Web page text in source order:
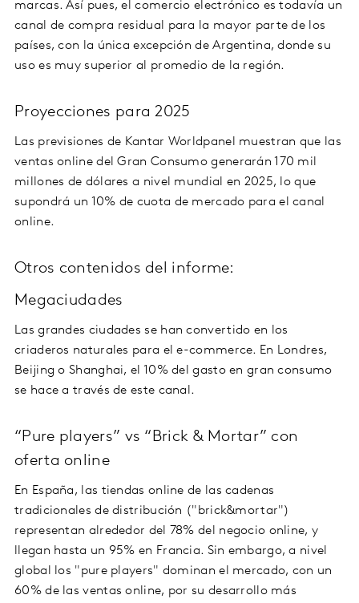
marcas. Así pues, el comercio electrónico es todavía un
canal de compra residual para la mayor parte de los
países, con la única excepción de Argentina, donde su
uso es muy superior al promedio de la región.
Proyecciones para 2025
Las previsiones de Kantar Worldpanel muestran que las
ventas online del Gran Consumo generarán 170 mil
millones de dólares a nivel mundial en 2025, lo que
supondrá un 10% de cuota de mercado para el canal
online.
Otros contenidos del informe:
Megaciudades
Las grandes ciudades se han convertido en los
criaderos naturales para el e-commerce. En Londres,
Beijing o Shanghai, el 10% del gasto en gran consumo
se hace a través de este canal.
“Pure players” vs “Brick & Mortar” con
oferta online
En España, las tiendas online de las cadenas
tradicionales de distribución ("brick&mortar")
representan alrededor del 78% del negocio online, y
llegan hasta un 95% en Francia. Sin embargo, a nivel
global los "pure players" dominan el mercado, con un
60% de las ventas online, por su desarrollo más